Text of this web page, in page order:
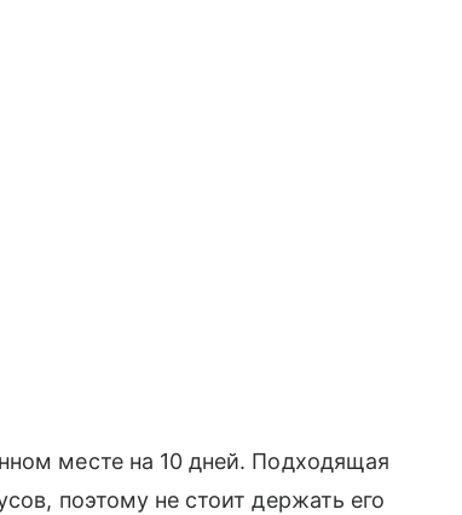
месте на 10 дней. Подходящая
поэтому не стоит держать его